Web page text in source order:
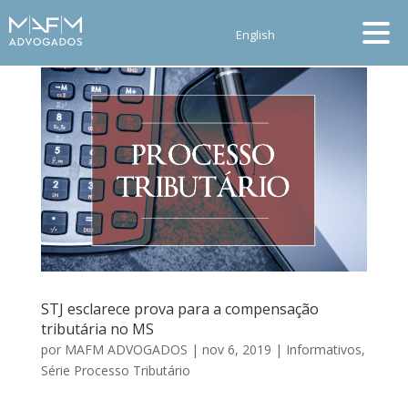
English
STJ esclarece prova para a compensação
tributária no MS
por MAFM ADVOGADOS | nov 6, 2019 | Informativos,
Série Processo Tributário